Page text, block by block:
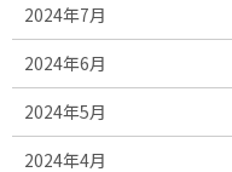
2024年7月
2024年6月
2024年5月
2024年4月